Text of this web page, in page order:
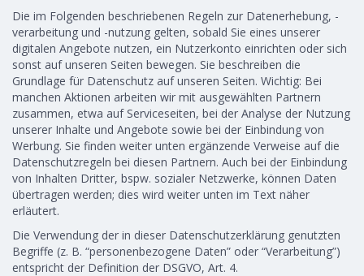
Die im Folgenden beschriebenen Regeln zur Datenerhebung, -
verarbeitung und -nutzung gelten, sobald Sie eines unserer
digitalen Angebote nutzen, ein Nutzerkonto einrichten oder sich
sonst auf unseren Seiten bewegen. Sie beschreiben die
Grundlage für Datenschutz auf unseren Seiten. Wichtig: Bei
manchen Aktionen arbeiten wir mit ausgewählten Partnern
zusammen, etwa auf Serviceseiten, bei der Analyse der Nutzung
unserer Inhalte und Angebote sowie bei der Einbindung von
Werbung. Sie finden weiter unten ergänzende Verweise auf die
Datenschutzregeln bei diesen Partnern. Auch bei der Einbindung
von Inhalten Dritter, bspw. sozialer Netzwerke, können Daten
übertragen werden; dies wird weiter unten im Text näher
erläutert.
Die Verwendung der in dieser Datenschutzerklärung genutzten
Begriffe (z. B. “personenbezogene Daten” oder “Verarbeitung”)
entspricht der Definition der DSGVO, Art. 4.